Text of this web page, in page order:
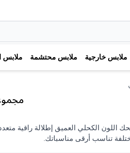
ملابس خارجية ملابس محتشمة ملابس
الكحلي العميق إطلالة راقية
تناسب أرقى مناسباتك.